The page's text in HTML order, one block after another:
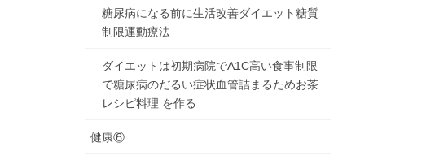
糖尿病になる前に生活改善ダイエット糖質
制限運動療法
ダイエットは初期病院でA1C高い食事制限
で糖尿病のだるい症状血管詰まるためお茶
レシピ料理 を作る
健康⑥